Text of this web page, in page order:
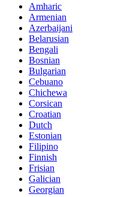
Amharic
Armenian
Azerbaijani
Belarusian
Bengali
Bosnian
Bulgarian
Cebuano
Chichewa
Corsican
Croatian
Dutch
Estonian
Filipino
Finnish
Frisian
Galician
Georgian